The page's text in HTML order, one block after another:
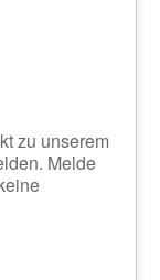
zu unserem
Melde